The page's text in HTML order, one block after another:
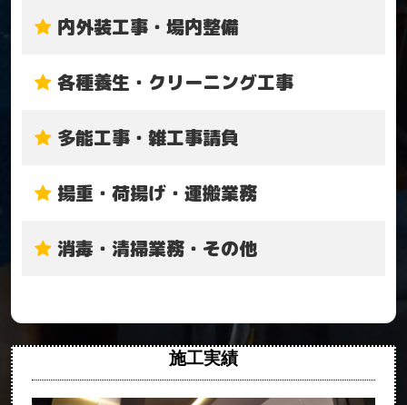
内外装工事・場内整備
各種養生・クリーニング工事
多能工事・雑工事請負
揚重・荷揚げ・運搬業務
消毒・清掃業務・その他
施工実績